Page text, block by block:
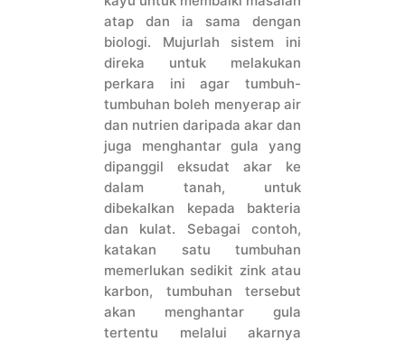
atap dan ia sama dengan
biologi. Mujurlah sistem ini
direka untuk melakukan
perkara ini agar tumbuh-
tumbuhan boleh menyerap air
dan nutrien daripada akar dan
juga menghantar gula yang
dipanggil eksudat akar ke
dalam tanah, untuk
dibekalkan kepada bakteria
dan kulat. Sebagai contoh,
katakan satu tumbuhan
memerlukan sedikit zink atau
karbon, tumbuhan tersebut
akan menghantar gula
tertentu melalui akarnya